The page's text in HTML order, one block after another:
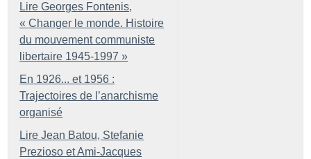
Lire Georges Fontenis,
« Changer le monde. Histoire
du mouvement communiste
libertaire 1945-1997 »
En 1926... et 1956 :
Trajectoires de l’anarchisme
organisé
Lire Jean Batou, Stefanie
Prezioso et Ami-Jacques